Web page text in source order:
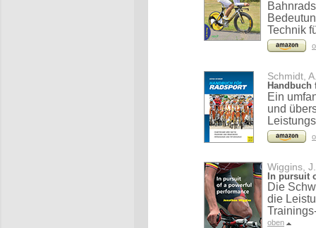
Technik
Schmidt,
Handbuch
Ein
und
Wiggins,
In pursuit
Die
die
oben